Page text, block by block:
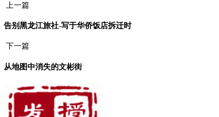
上一篇
告别黑龙江旅社-写于华侨饭店拆迁时
下一篇
从地图中消失的文彬街